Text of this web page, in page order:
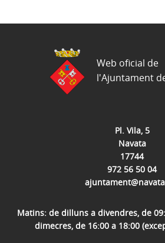
Pl. Vila, 5
Navata
17744
972 56 50 04
Matins: de dilluns a divendres, de
dimecres, de 16:00 a 18:00
Web oficial de
l'Ajuntament